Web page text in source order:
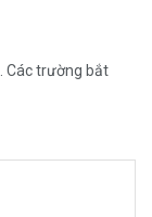
Các trường bắt